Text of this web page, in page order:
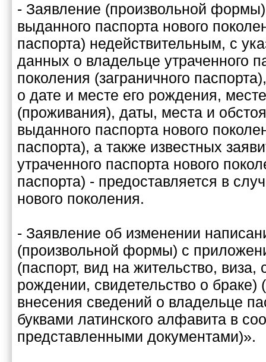
- Заявление (произвольной
выданного паспорта нового
паспорта) недействительным, с
данных о владельце утраченного
поколения (заграничного
о дате и месте его рождения,
(проживания), даты, места и
выданного паспорта нового
паспорта), а также известных
утраченного паспорта нового
паспорта) - предоставляется в
нового поколения.
- Заявление об изменении
(произвольной формы) с
(паспорт, вид на жительство, виза,
рождении, свидетельство о браке)
внесения сведений о владельце
буквами латинского алфавита в
представленными документами)».